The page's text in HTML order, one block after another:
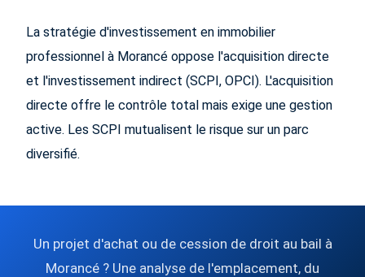
La stratégie d'investissement en immobilier
professionnel à Morancé oppose l'acquisition directe
et l'investissement indirect (SCPI, OPCI). L'acquisition
directe offre le contrôle total mais exige une gestion
active. Les SCPI mutualisent le risque sur un parc
diversifié.
Un projet d'achat ou de cession de droit au bail à
Morancé ? Une analyse de l'emplacement, du